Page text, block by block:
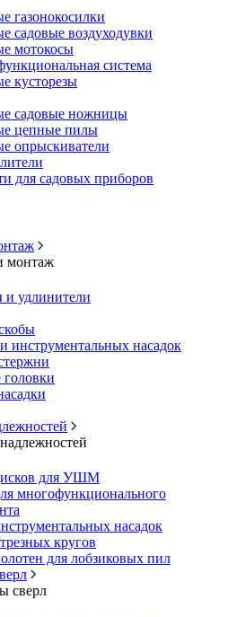
газонокосилки
садовые воздуходувки
мотокосы
система
кусторезы
садовые ножницы
цепные пилы
опрыскиватели
для садовых приборов
монтаж
и удлинители
инструментальных насадок
для УШМ
многофункционального
насадок
кругов
для лобзиковых пил
сверл